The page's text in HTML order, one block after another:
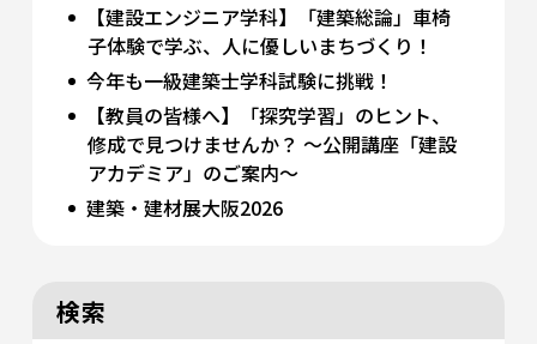
【建設エンジニア学科】「建築総論」車椅
子体験で学ぶ、人に優しいまちづくり！
今年も一級建築士学科試験に挑戦！
【教員の皆様へ】「探究学習」のヒント、
修成で見つけませんか？ 〜公開講座「建設
アカデミア」のご案内〜
建築・建材展大阪2026
検索